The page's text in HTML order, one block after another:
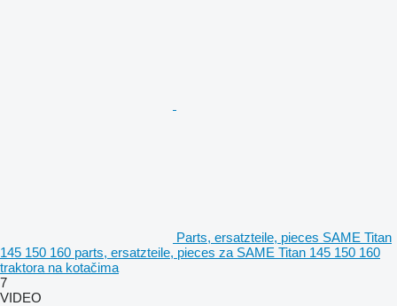
Parts, ersatzteile, pieces SAME Titan
145 150 160 parts, ersatzteile, pieces za SAME Titan 145 150 160
traktora na kotačima
7
VIDEO